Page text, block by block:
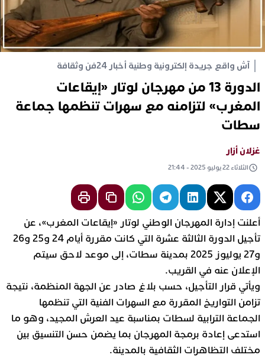
آش واقع جريدة إلكترونية وطنية أخبار 24 فن وثقافة
الدورة 13 من مهرجان لوتار «إيقاعات
المغرب» لتزامنه مع سهرات تنظمها جماعة
سطات
غزلان أزار
الثلاثاء 22 يوليو 2025 - 21:44
أعلنت إدارة المهرجان الوطني لوتار «إيقاعات المغرب»، عن
تأجيل الدورة الثالثة عشرة التي كانت مقررة أيام 24 و25 و26
و27 يوليوز 2025 بمدينة سطات، إلى موعد لاحق سيتم
الإعلان عنه في القريب.
ويأتي قرار التأجيل، حسب بلاغ صادر عن الجهة المنظمة، نتيجة
تزامن التواريخ المقررة مع السهرات الفنية التي تنظمها
الجماعة الترابية لسطات بمناسبة عيد العرش المجيد، وهو ما
استدعى إعادة برمجة المهرجان بما يضمن حسن التنسيق بين
مختلف التظاهرات الثقافية بالمدينة.